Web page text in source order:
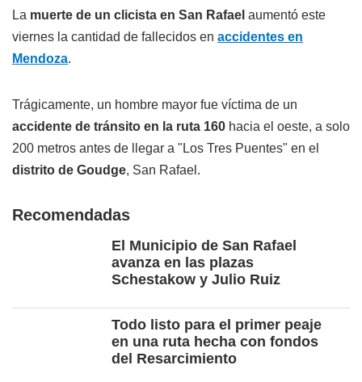
La muerte de un clicista en San Rafael aumentó este
viernes la cantidad de fallecidos en accidentes en
Mendoza.
Trágicamente, un hombre mayor fue víctima de un
accidente de tránsito en la ruta 160 hacia el oeste, a solo
200 metros antes de llegar a "Los Tres Puentes" en el
distrito de Goudge, San Rafael.
Recomendadas
El Municipio de San Rafael
avanza en las plazas
Schestakow y Julio Ruiz
Todo listo para el primer peaje
en una ruta hecha con fondos
del Resarcimiento